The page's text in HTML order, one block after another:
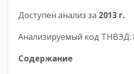
Доступен анализ за 2013 г.
Анализируемый код ТНВЭД:
Содержание